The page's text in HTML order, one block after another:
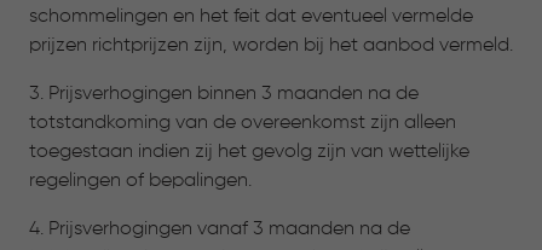
schommelingen en het feit dat eventueel vermelde
prijzen richtprijzen zijn, worden bij het aanbod vermeld.
3. Prijsverhogingen binnen 3 maanden na de
totstandkoming van de overeenkomst zijn alleen
toegestaan indien zij het gevolg zijn van wettelijke
regelingen of bepalingen.
4. Prijsverhogingen vanaf 3 maanden na de